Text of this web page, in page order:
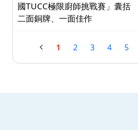
國TUCC極限廚師挑戰賽」囊括
二面銅牌、一面佳作
1 2 3 4 5